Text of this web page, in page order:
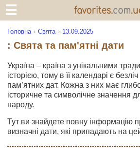
Головна Свята 13.09.2025
: Свята та пам'ятні дати
Україна – країна з унікальними
історією, тому в її календарі є
пам’ятних дат. Кожна з них має
історичне та символічне значення
народу.
Тут ви знайдете повну інформацію
визначні дати, які припадають на